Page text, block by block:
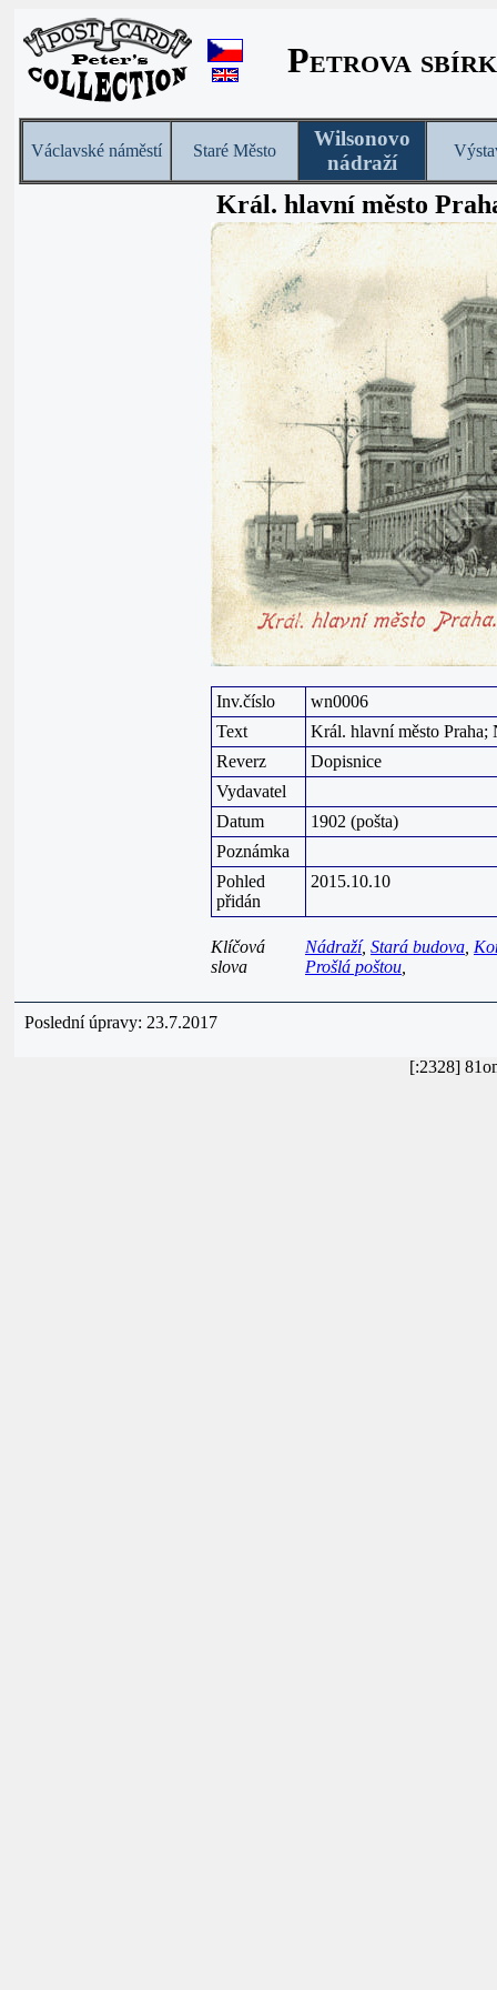
Petrova
Václavské náměstí Staré Město
Wilsonovo
nádraží
Král. hlavní město
Inv.číslo
wn0006
Text
Král. hlavní město Praha;
Reverz
Dopisnice
Vydavatel
Datum
1902 (pošta)
Poznámka
Pohled
přidán
2015.10.10
Klíčová
slova
Nádraží, Stará budova
Prošlá poštou
Poslední úpravy: 23.7.2017
[:2328]